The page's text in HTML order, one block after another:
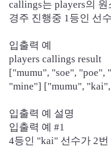
callings는 players의
경주 진행중 1등인 선
입출력 예
players callings result
["mumu", "soe",
"mine"] ["mumu",
입출력 예 설명
입출력 예 #1
4등인 "kai" 선수가 2